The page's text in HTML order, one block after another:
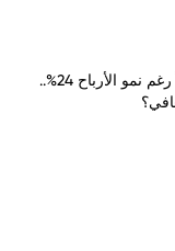
سهم SMC عند 15 ريالاً رغم نمو الأرباح 24%..